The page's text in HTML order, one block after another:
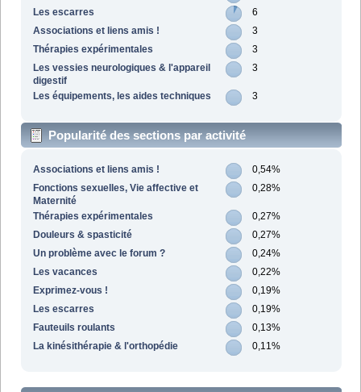
Les escarres
6
Associations et liens amis !
3
Thérapies expérimentales
3
Les vessies neurologiques & l'appareil
digestif
3
Les équipements, les aides techniques 3
Popularité des sections par activité
Associations et liens amis !
0,54%
Fonctions sexuelles, Vie affective et
Maternité
0,28%
Thérapies expérimentales
0,27%
Douleurs & spasticité
0,27%
Un problème avec le forum ?
0,24%
Les vacances
0,22%
Exprimez-vous !
0,19%
Les escarres
0,19%
Fauteuils roulants
0,13%
La kinésithérapie & l'orthopédie
0,11%